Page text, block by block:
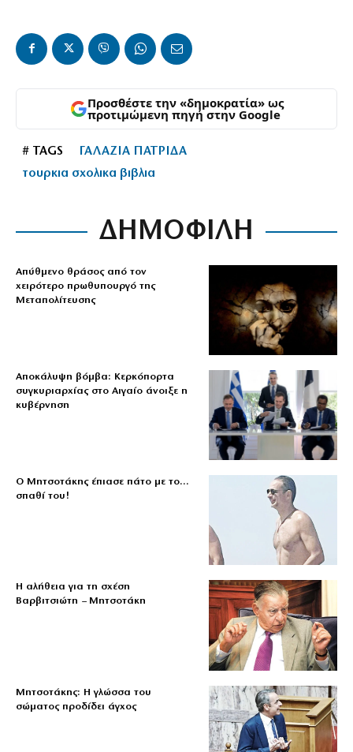
Προσθέστε την «δημοκρατία» ως
προτιμώμενη πηγή στην Google
# TAGS
ΓΑΛΑΖΙΑ ΠΑΤΡΙΔΑ
τουρκια σχολικα βιβλια
ΔΗΜΟΦΙΛΗ
Απύθμενο θράσος από τον
χειρότερο πρωθυπουργό της
Μεταπολίτευσης
Αποκάλυψη βόμβα: Κερκόπορτα
συγκυριαρχίας στο Αιγαίο άνοιξε η
κυβέρνηση
Ο Μητσοτάκης έπιασε πάτο με το…
σπαθί του!
Η αλήθεια για τη σχέση
Βαρβιτσιώτη – Μητσοτάκη
Μητσοτάκης: Η γλώσσα του
σώματος προδίδει άγχος